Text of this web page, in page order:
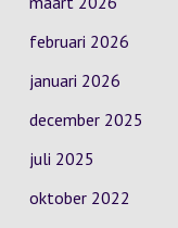
februari 2026
januari 2026
december 2025
juli 2025
oktober 2022